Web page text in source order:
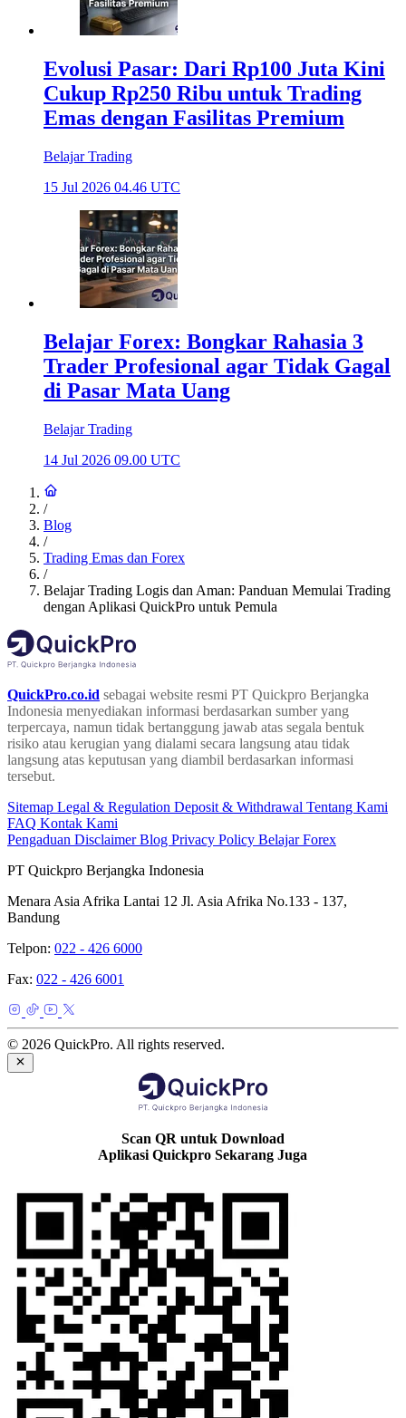
Evolusi Pasar: Dari Rp100 Juta Kini
Cukup Rp250 Ribu untuk Trading
Emas dengan Fasilitas Premium
Belajar Trading
15 Jul 2026 04.46 UTC
Belajar Forex: Bongkar Rahasia 3
Trader Profesional agar Tidak Gagal
di Pasar Mata Uang
Belajar Trading
14 Jul 2026 09.00 UTC
/
Blog
/
Trading Emas dan Forex
/
Belajar Trading Logis dan Aman: Panduan Memulai Trading
dengan Aplikasi QuickPro untuk Pemula
QuickPro.co.id sebagai website resmi PT Quickpro Berjangka
Indonesia menyediakan informasi berdasarkan sumber yang
terpercaya, namun tidak bertanggung jawab atas segala bentuk
risiko atau kerugian yang dialami secara langsung atau tidak
langsung atas keputusan yang diambil berdasarkan informasi
tersebut.
Sitemap Legal & Regulation Deposit & Withdrawal Tentang Kami
FAQ Kontak Kami
Pengaduan DisclaimerBlog Privacy Policy Belajar Forex
PT Quickpro Berjangka Indonesia
Menara Asia Afrika Lantai 12 Jl. Asia Afrika No.133 - 137,
Bandung
Telpon: 022 - 426 6000
Fax: 022 - 426 6001
© 2026 QuickPro. All rights reserved.
Scan QR untuk Download
Aplikasi Quickpro Sekarang Juga